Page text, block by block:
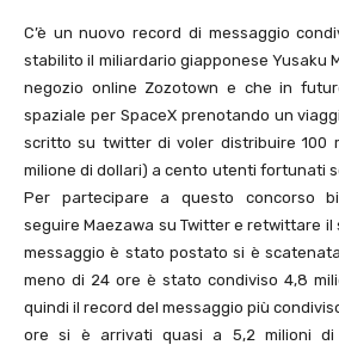
C’è un nuovo record di messaggio
stabilito il miliardario giapponese Yusaku
negozio online Zozotown e che in
spaziale per SpaceX prenotando un
scritto su twitter di voler distribuire 100
milione di dollari) a cento utenti fortunati
Per partecipare a questo concorso
seguire Maezawa su Twitter e retwittare il
messaggio è stato postato si è
meno di 24 ore è stato condiviso 4,8
quindi il record del messaggio più
ore si è arrivati quasi a 5,2 milioni di